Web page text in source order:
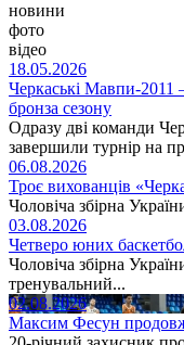
новини
фото
відео
18.05.2026
Черкаські Мавпи-
бронза сезону
Одразу дві команди
завершили турнір на
06.08.2026
Троє вихованців
Чоловіча збірна
03.08.2026
Четверо юних
Чоловіча збірна
тренувальний...
02.08.2026
Максим Фесун